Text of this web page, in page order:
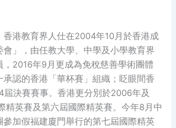
香港教育界人仕在2004年10月於香港成
會」，由任教大學、中學及小學教育界
，2016年9月更成為免稅慈善學術團體
承認的香港「華杯賽」組織；眨眼間香
屆決賽賽事。香港更分別於2006年及
精英賽及第六屆國際精英賽。今年8月中
參加假福建廈門舉行的第七屆國際精英